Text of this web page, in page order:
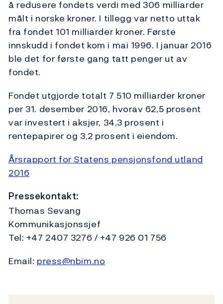
å redusere fondets verdi med 306 milliarder
målt i norske kroner. I tillegg var netto uttak
fra fondet 101 milliarder kroner. Første
innskudd i fondet kom i mai 1996. I januar 2016
ble det for første gang tatt penger ut av
fondet.
Fondet utgjorde totalt 7 510 milliarder kroner
per 31. desember 2016, hvorav 62,5 prosent
var investert i aksjer, 34,3 prosent i
rentepapirer og 3,2 prosent i eiendom.
Årsrapport for Statens pensjonsfond utland
2016
Pressekontakt:
Thomas Sevang
Kommunikasjonssjef
Tel: +47 2407 3276 / +47 926 01 756
Email: press@nbim.no